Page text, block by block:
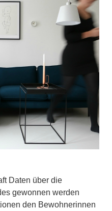
Daten über die
gewonnen werden
den Bewohnerinnen